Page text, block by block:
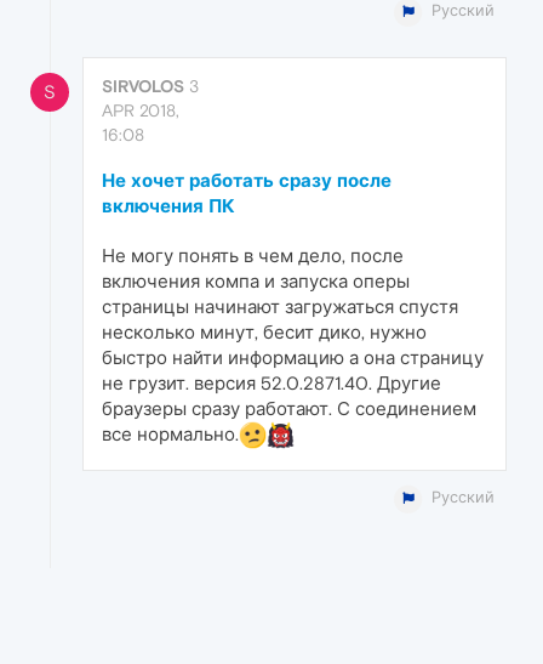
Русский
S SIRVOLOS 3
APR 2018,
16:08
Не хочет работать сразу после
включения ПК
Не могу понять в чем дело, после
включения компа и запуска оперы
страницы начинают загружаться спустя
несколько минут, бесит дико, нужно
быстро найти информацию а она страницу
не грузит. версия 52.0.2871.40. Другие
браузеры сразу работают. С соединением
все нормально.
Русский